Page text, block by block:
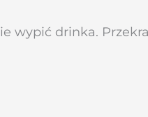
wypić drinka.